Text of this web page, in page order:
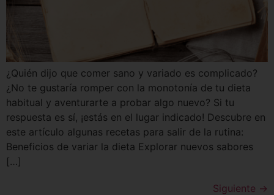
¿Quién dijo que comer sano y variado es complicado?
¿No te gustaría romper con la monotonía de tu dieta
habitual y aventurarte a probar algo nuevo? Si tu
respuesta es sí, ¡estás en el lugar indicado! Descubre en
este artículo algunas recetas para salir de la rutina:
Beneficios de variar la dieta Explorar nuevos sabores
[…]
Siguiente →